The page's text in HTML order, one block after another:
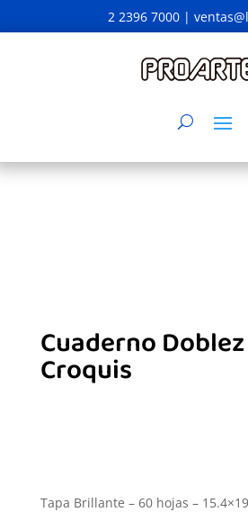
2 2396 7000 |
Cuaderno
Croquis
Tapa Brillante – 60 hojas –